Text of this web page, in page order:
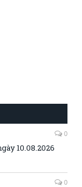
0
10.08.2026
0